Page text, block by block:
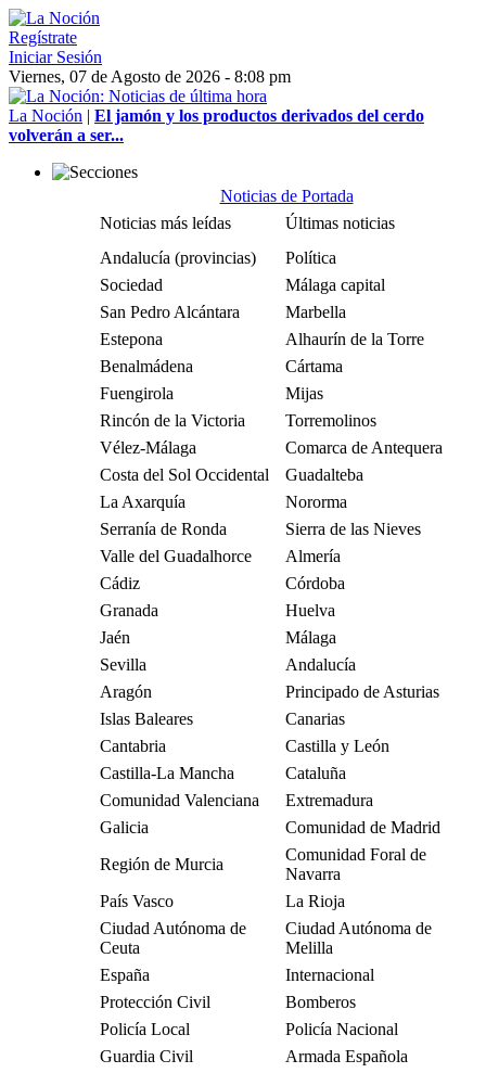
Regístrate
Iniciar Sesión
Viernes, 07 de Agosto de 2026 - 8:08 pm
La Noción | El jamón y los productos derivados del cerdo
volverán a ser...
Noticias de Portada
Noticias más leídas
Últimas noticias
Andalucía (provincias)
Política
Sociedad
Málaga capital
San Pedro Alcántara
Marbella
Estepona
Alhaurín de la Torre
Benalmádena
Cártama
Fuengirola
Mijas
Rincón de la Victoria
Torremolinos
Vélez-Málaga
Comarca de Antequera
Costa del Sol Occidental
Guadalteba
La Axarquía
Nororma
Serranía de Ronda
Sierra de las Nieves
Valle del Guadalhorce
Almería
Cádiz
Córdoba
Granada
Huelva
Jaén
Málaga
Sevilla
Andalucía
Aragón
Principado de Asturias
Islas Baleares
Canarias
Cantabria
Castilla y León
Castilla-La Mancha
Cataluña
Comunidad Valenciana
Extremadura
Galicia
Comunidad de Madrid
Región de Murcia
Comunidad Foral de
Navarra
País Vasco
La Rioja
Ciudad Autónoma de
Ceuta
Ciudad Autónoma de
Melilla
España
Internacional
Protección Civil
Bomberos
Policía Local
Policía Nacional
Guardia Civil
Armada Española